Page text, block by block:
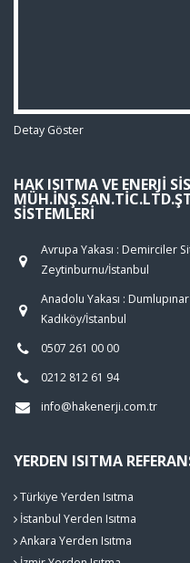
Detay Göster
HAK ISITMA VE ENERJI
SISTEMLERI
Avrupa Yakası : Demirciler
Zeytinburnu/İstanbul
Anadolu Yakası :
Kadıköy/İstanbul
0507 261 00 00
0212 812 61 94
info@hakenerji.com.tr
YERDEN ISITMA
Türkiye Yerden Isıtma
İstanbul Yerden Isıtma
Ankara Yerden Isıtma